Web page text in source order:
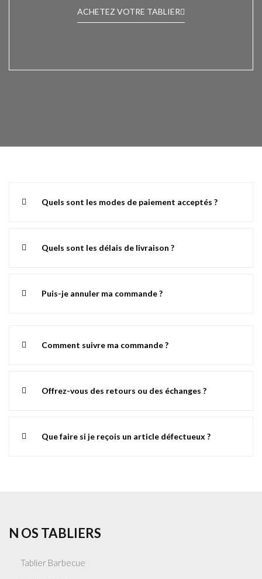
ACHETEZ VOTRE TABLIER
Quels sont les modes de paiement acceptés ?
Quels sont les délais de livraison ?
Puis-je annuler ma commande ?
Comment suivre ma commande ?
Offrez-vous des retours ou des échanges ?
Que faire si je reçois un article défectueux ?
N OS TABLIERS
Tablier Barbecue